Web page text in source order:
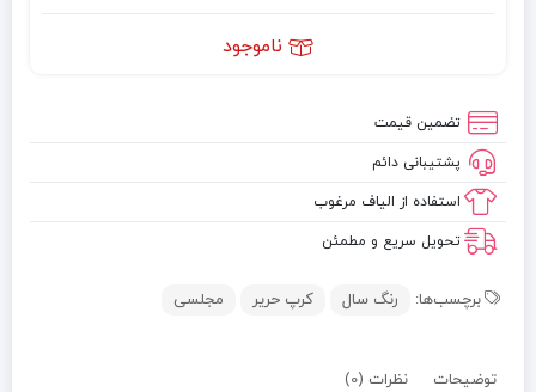
ناموجود
تضمین قیمت
پشتیبانی دائم
استفاده از الیاف مرغوب
تحویل سریع و مطمئن
برچسب‌ها: رنگ سال کرپ حریر مجلسی
توضیحات نظرات (0)